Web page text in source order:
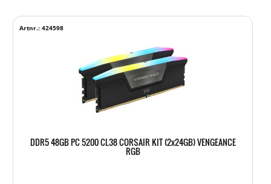
DDR5 48GB PC 5200 CL38 CORSAIR KIT (2x24GB) VENGEANCE
RGB
Artnr.: 424598